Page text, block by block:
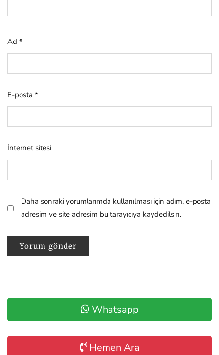
Ad *
E-posta *
İnternet sitesi
Daha sonraki yorumlarımda kullanılması için adım, e-posta
adresim ve site adresim bu tarayıcıya kaydedilsin.
Whatsapp
Hemen Ara